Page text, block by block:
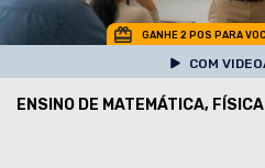
GANHE 2 POS PARA
COM
ENSINO DE MATEMÁTICA,